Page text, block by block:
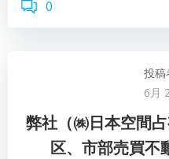
0
投稿
6月
弊社（㈱日本空間
区、市部売買不